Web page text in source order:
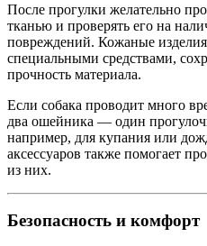
После прогулки желательно
тканью и проверять его на
повреждений. Кожаные изделия
специальными средствами,
прочность материала.
Если собака проводит много
два ошейника — один
например, для купания или
аксессуаров также помогает
из них.
Безопасность и комфорт